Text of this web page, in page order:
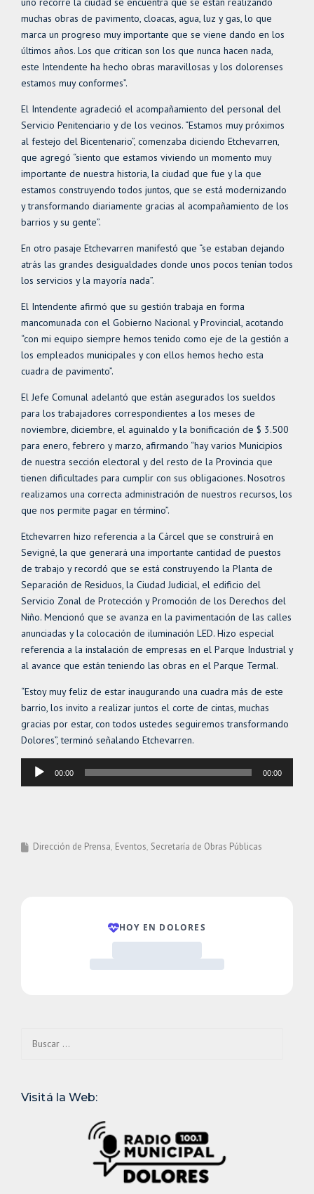
muchas obras de pavimento, cloacas, agua, luz y gas, lo que
marca un progreso muy importante que se viene dando en los
últimos años. Los que critican son los que nunca hacen nada,
este Intendente ha hecho obras maravillosas y los dolorenses
estamos muy conformes”.
El Intendente agradeció el acompañamiento del personal del
Servicio Penitenciario y de los vecinos. “Estamos muy próximos
al festejo del Bicentenario”, comenzaba diciendo Etchevarren,
que agregó “siento que estamos viviendo un momento muy
importante de nuestra historia, la ciudad que fue y la que
estamos construyendo todos juntos, que se está modernizando
y transformando diariamente gracias al acompañamiento de los
barrios y su gente”.
En otro pasaje Etchevarren manifestó que “se estaban dejando
atrás las grandes desigualdades donde unos pocos tenían todos
los servicios y la mayoría nada”.
El Intendente afirmó que su gestión trabaja en forma
mancomunada con el Gobierno Nacional y Provincial, acotando
“con mi equipo siempre hemos tenido como eje de la gestión a
los empleados municipales y con ellos hemos hecho esta
cuadra de pavimento”.
El Jefe Comunal adelantó que están asegurados los sueldos
para los trabajadores correspondientes a los meses de
noviembre, diciembre, el aguinaldo y la bonificación de $ 3.500
para enero, febrero y marzo, afirmando “hay varios Municipios
de nuestra sección electoral y del resto de la Provincia que
tienen dificultades para cumplir con sus obligaciones. Nosotros
realizamos una correcta administración de nuestros recursos, los
que nos permite pagar en término”.
Etchevarren hizo referencia a la Cárcel que se construirá en
Sevigné, la que generará una importante cantidad de puestos
de trabajo y recordó que se está construyendo la Planta de
Separación de Residuos, la Ciudad Judicial, el edificio del
Servicio Zonal de Protección y Promoción de los Derechos del
Niño. Mencionó que se avanza en la pavimentación de las calles
anunciadas y la colocación de iluminación LED. Hizo especial
referencia a la instalación de empresas en el Parque Industrial y
al avance que están teniendo las obras en el Parque Termal.
“Estoy muy feliz de estar inaugurando una cuadra más de este
barrio, los invito a realizar juntos el corte de cintas, muchas
gracias por estar, con todos ustedes seguiremos transformando
Dolores”, terminó señalando Etchevarren.
Reproductor
00:00 00:00
Dirección de Prensa Eventos Secretaría de Obras Públicas
Visitá la Web: